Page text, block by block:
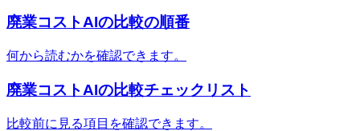
廃業コストAIの比較の順番
何から読むかを確認できます。
廃業コストAIの比較チェックリスト
比較前に見る項目を確認できます。